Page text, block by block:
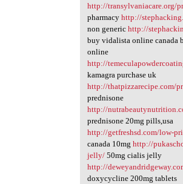
http://transylvaniacare.org/
pharmacy http://
non generic http://
buy vidalista online canada
online
http://
kamagra purchase uk
http://thatpizzarecipe.com/
prednisone
http://
prednisone 20mg pills,usa
http://getfreshsd.com/low-
canada 10mg http://
jelly/50mg cialis jelly
http://
doxycycline 200mg tablets